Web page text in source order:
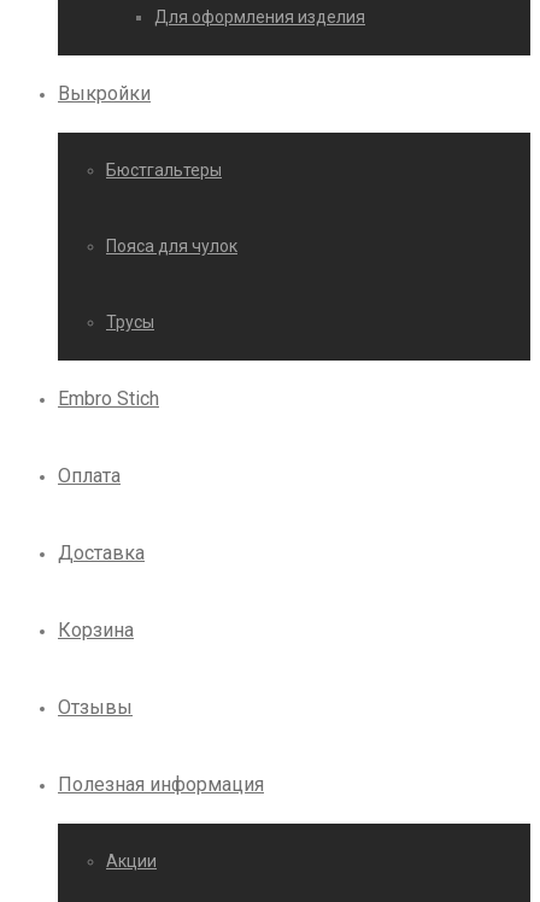
Для оформления изделия
Выкройки
Бюстгальтеры
Пояса для чулок
Трусы
Embro Stich
Оплата
Доставка
Корзина
Отзывы
Полезная информация
Акции